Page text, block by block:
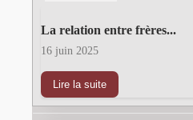
La relation entre frères...
16 juin 2025
Lire la suite